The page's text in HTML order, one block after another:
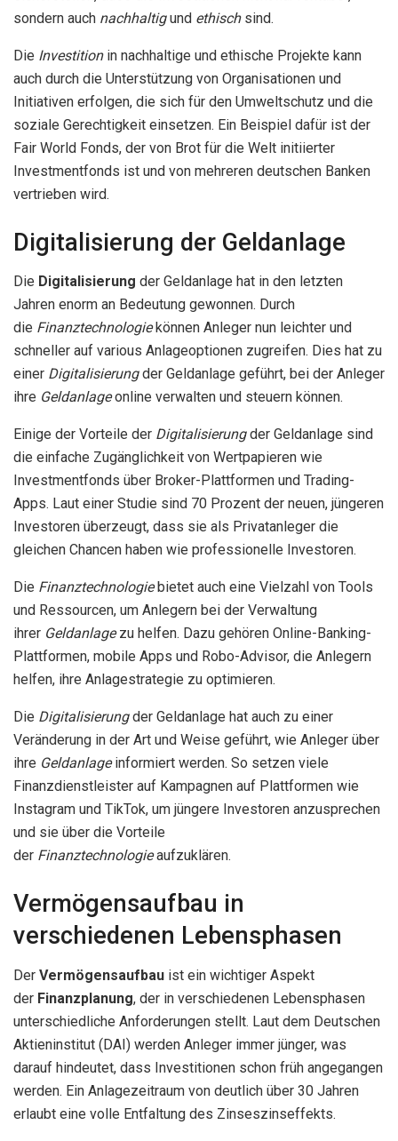
sondern auch nachhaltigund ethischsind.
Die Investitionin nachhaltige und ethische Projekte kann
auch durch die Unterstützung von Organisationen und
Initiativen erfolgen, die sich für den Umweltschutz und die
soziale Gerechtigkeit einsetzen. Ein Beispiel dafür ist der
Fair World Fonds, der von Brot für die Welt initiierter
Investmentfonds ist und von mehreren deutschen Banken
vertrieben wird.
Digitalisierung der Geldanlage
Die Digitalisierung der Geldanlage hat in den letzten
Jahren enorm an Bedeutung gewonnen. Durch
die Finanztechnologiekönnen Anleger nun leichter und
schneller auf various Anlageoptionen zugreifen. Dies hat zu
einer Digitalisierungder Geldanlage geführt, bei der Anleger
ihre Geldanlageonline verwalten und steuern können.
Einige der Vorteile der Digitalisierungder Geldanlage sind
die einfache Zugänglichkeit von Wertpapieren wie
Investmentfonds über Broker-Plattformen und Trading-
Apps. Laut einer Studie sind 70 Prozent der neuen, jüngeren
Investoren überzeugt, dass sie als Privatanleger die
gleichen Chancen haben wie professionelle Investoren.
Die Finanztechnologiebietet auch eine Vielzahl von Tools
und Ressourcen, um Anlegern bei der Verwaltung
ihrer Geldanlagezu helfen. Dazu gehören Online-Banking-
Plattformen, mobile Apps und Robo-Advisor, die Anlegern
helfen, ihre Anlagestrategie zu optimieren.
Die Digitalisierungder Geldanlage hat auch zu einer
Veränderung in der Art und Weise geführt, wie Anleger über
ihre Geldanlageinformiert werden. So setzen viele
Finanzdienstleister auf Kampagnen auf Plattformen wie
Instagram und TikTok, um jüngere Investoren anzusprechen
und sie über die Vorteile
der Finanztechnologieaufzuklären.
Vermögensaufbau in
verschiedenen Lebensphasen
Der Vermögensaufbau ist ein wichtiger Aspekt
der Finanzplanung, der in verschiedenen Lebensphasen
unterschiedliche Anforderungen stellt. Laut dem Deutschen
Aktieninstitut (DAI) werden Anleger immer jünger, was
darauf hindeutet, dass Investitionen schon früh angegangen
werden. Ein Anlagezeitraum von deutlich über 30 Jahren
erlaubt eine volle Entfaltung des Zinseszinseffekts.